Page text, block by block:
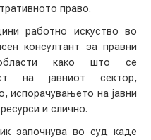
право.
работно искуство во
консултант за правни
како што се
на јавниот сектор,
испорачувањето на јавни
и слично.
започнува во суд каде